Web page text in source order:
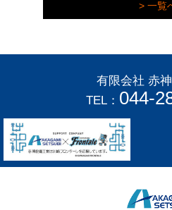
> 一覧
有限会社 赤
TEL： 044-